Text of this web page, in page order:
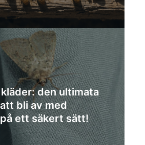
den ultimata
bli av med
ett säkert sätt!